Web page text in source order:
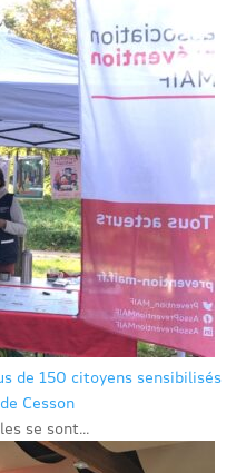
de 150 citoyens sensibilisés
Cesson
se sont...